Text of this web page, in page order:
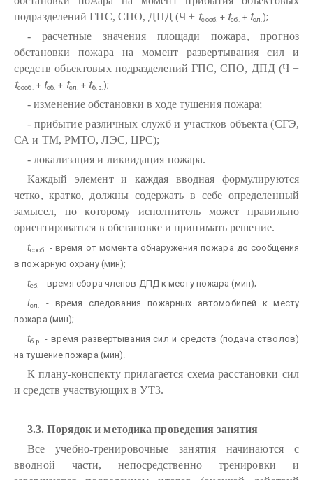
подразделений ГПС, СПО, ДПД (Ч + tсооб. + tсб. + tсл. );
- расчетные значения площади пожара, прогноз
обстановки пожара на момент развертывания сил и
средств объектовых подразделений ГПС, СПО, ДПД (Ч +
tсооб. + tсб. + tсл. + tб.р. );
- изменение обстановки в ходе тушения пожара;
- прибытие различных служб и участков объекта (СГЭ,
СА и ТМ, РМТО, ЛЭС, ЦРС);
- локализация и ликвидация пожара.
Каждый элемент и каждая вводная формулируются
четко, кратко, должны содержать в себе определенный
замысел, по которому исполнитель может правильно
ориентироваться в обстановке и принимать решение.
tсооб.
- время от момента обнаружения пожара до сообщения
в пожарную охрану (мин);
tсб. - время сбора членов ДПД к месту пожара (мин);
tсл.
- время следования пожарных автомобилей к месту
пожара (мин);
tб.р.
- время развертывания сил и средств (подача стволов)
на тушение пожара (мин).
К плану-конспекту прилагается схема расстановки сил
и средств участвующих в УТЗ.
3.3. Порядок и методика проведения занятия
Все учебно-тренировочные занятия начинаются с
вводной части, непосредственно тренировки и